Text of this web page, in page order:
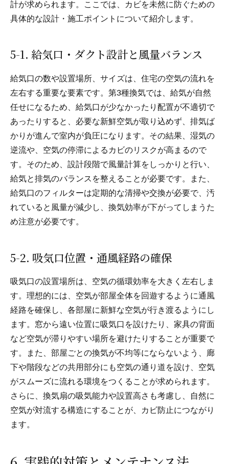
計が求められます。ここでは、カビを未然に防ぐための
具体的な設計・施工ポイントについて紹介します。
5-1. 給気口・ダクト設計と風量バランス
給気口の数や設置場所、サイズは、住宅の空気の流れを
左右する重要な要素です。第3種換気では、給気が自然
任せになるため、給気口が少なかったり配置が不適切で
あったりすると、必要な新鮮空気が取り込めず、排気ば
かりが進んで室内が負圧になります。その結果、湿気の
逆流や、空気の停滞によるカビのリスクが高まるので
す。そのため、設計段階で風量計算をしっかりと行い、
給気と排気のバランスを整えることが必要です。また、
給気口のフィルターは定期的な清掃や交換が必要で、汚
れていると風量が減少し、換気効率が下がってしまうた
め注意が必要です。
5-2. 吸気口位置・通風経路の確保
吸気口の設置場所は、空気の循環効率を大きく左右しま
す。理想的には、空気が部屋全体を回遊するように通風
経路を確保し、各部屋に新鮮な空気が行き渡るようにし
ます。窓から遠い位置に吸気口を設けたり、家具の背面
など空気が滞りやすい場所を避けたりすることが重要で
す。また、部屋ごとの換気が不均等にならないよう、廊
下や階段などの共用部分にも空気の通り道を設け、空気
がスムーズに流れる環境をつくることが求められます。
さらに、換気扇の吸気能力や設置高さも考慮し、自然に
空気が対流する構造にすることが、カビ防止につながり
ます。